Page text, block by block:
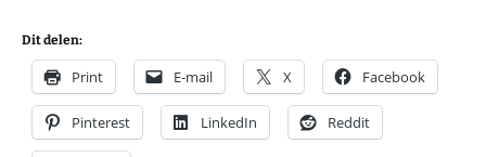
Dit delen:
Print E-mail X Facebook
Pinterest LinkedIn Reddit